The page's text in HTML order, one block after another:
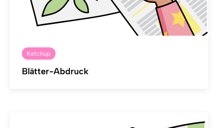
Ketchup
Blätter-Abdruck